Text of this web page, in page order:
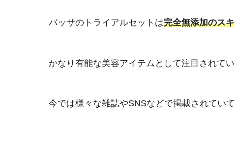
バッサのトライアルセットは完全無添加のス
かなり有能な美容アイテムとして注目されてい
今では様々な雑誌やSNSなどで掲載されてい